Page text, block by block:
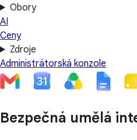
Obory
AI
Ceny
Zdroje
Administrátorská konzole
Bezpečná umělá